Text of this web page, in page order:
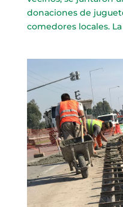
donaciones de
comedores locales.